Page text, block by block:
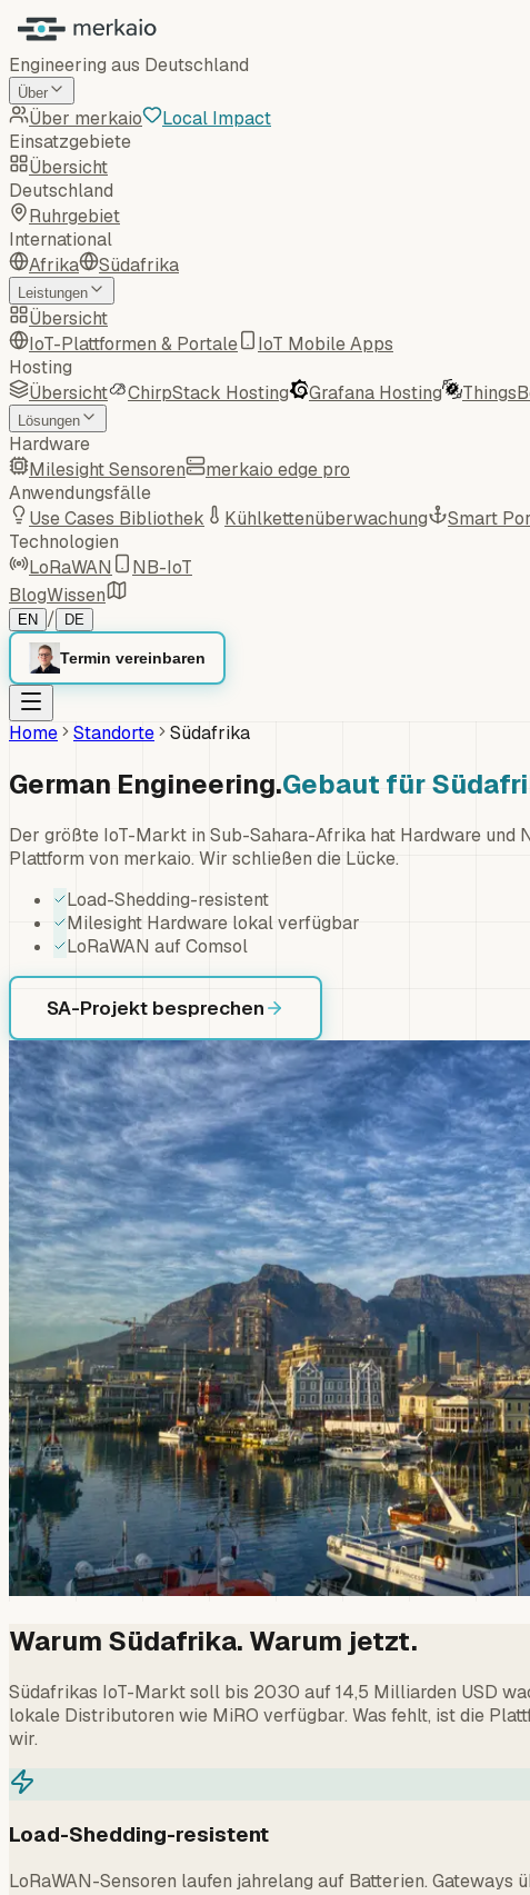
Engineering aus Deutschland
Über
Über merkaio
Local Impact
Einsatzgebiete
Übersicht
Deutschland
Ruhrgebiet
International
Afrika
Südafrika
Leistungen
Übersicht
IoT-Plattformen & Portale
IoT Mobile Apps
Hosting
Übersicht
ChirpStack Hosting Grafana Hosting
Lösungen
Hardware
Milesight Sensoren
merkaio edge pro
Anwendungsfälle
Use Cases Bibliothek
Kühlkettenüberwachung Smart
Technologien
LoRaWAN
NB-IoT
BlogWissen
EN / DE
Termin vereinbaren
Home Standorte Südafrika
German Engineering.Gebaut für
Der größte IoT-Markt in Sub-Sahara-Afrika hat Hardware und
Plattform von merkaio. Wir schließen die Lücke.
Load-Shedding-resistent
Milesight Hardware lokal verfügbar
LoRaWAN auf Comsol
SA-Projekt besprechen
Warum Südafrika. Warum jetzt.
Südafrikas IoT-Markt soll bis 2030 auf 14,5 Milliarden USD
lokale Distributoren wie MiRO verfügbar. Was fehlt, ist die
wir.
Load-Shedding-resistent
LoRaWAN-Sensoren laufen jahrelang auf Batterien.